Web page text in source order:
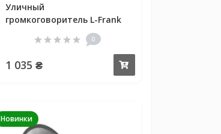
Уличный
громкоговоритель L-Frank
0
1 035 ₴
Новинки